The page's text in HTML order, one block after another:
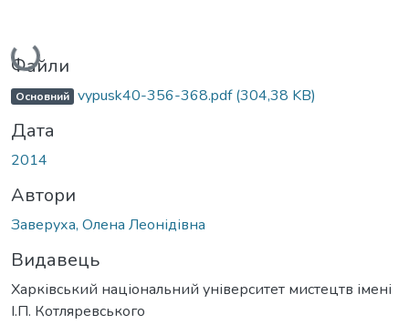
Вантажиться...
Файли
Основний vypusk40-356-368.pdf(304,38 KB)
Дата
2014
Автори
Заверуха, Олена Леонідівна
Видавець
Харківський національний університет мистецтв імені
І.П. Котляревського